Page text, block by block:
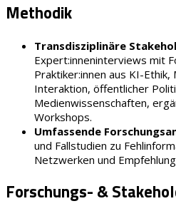
Methodik
Transdisziplinäre
Expert:inneninterviews mit
Praktiker:innen aus KI-
Interaktion, öffentlicher
Medienwissenschaften,
Workshops.
Umfassende
und Fallstudien zu
Netzwerken und
Forschungs- &